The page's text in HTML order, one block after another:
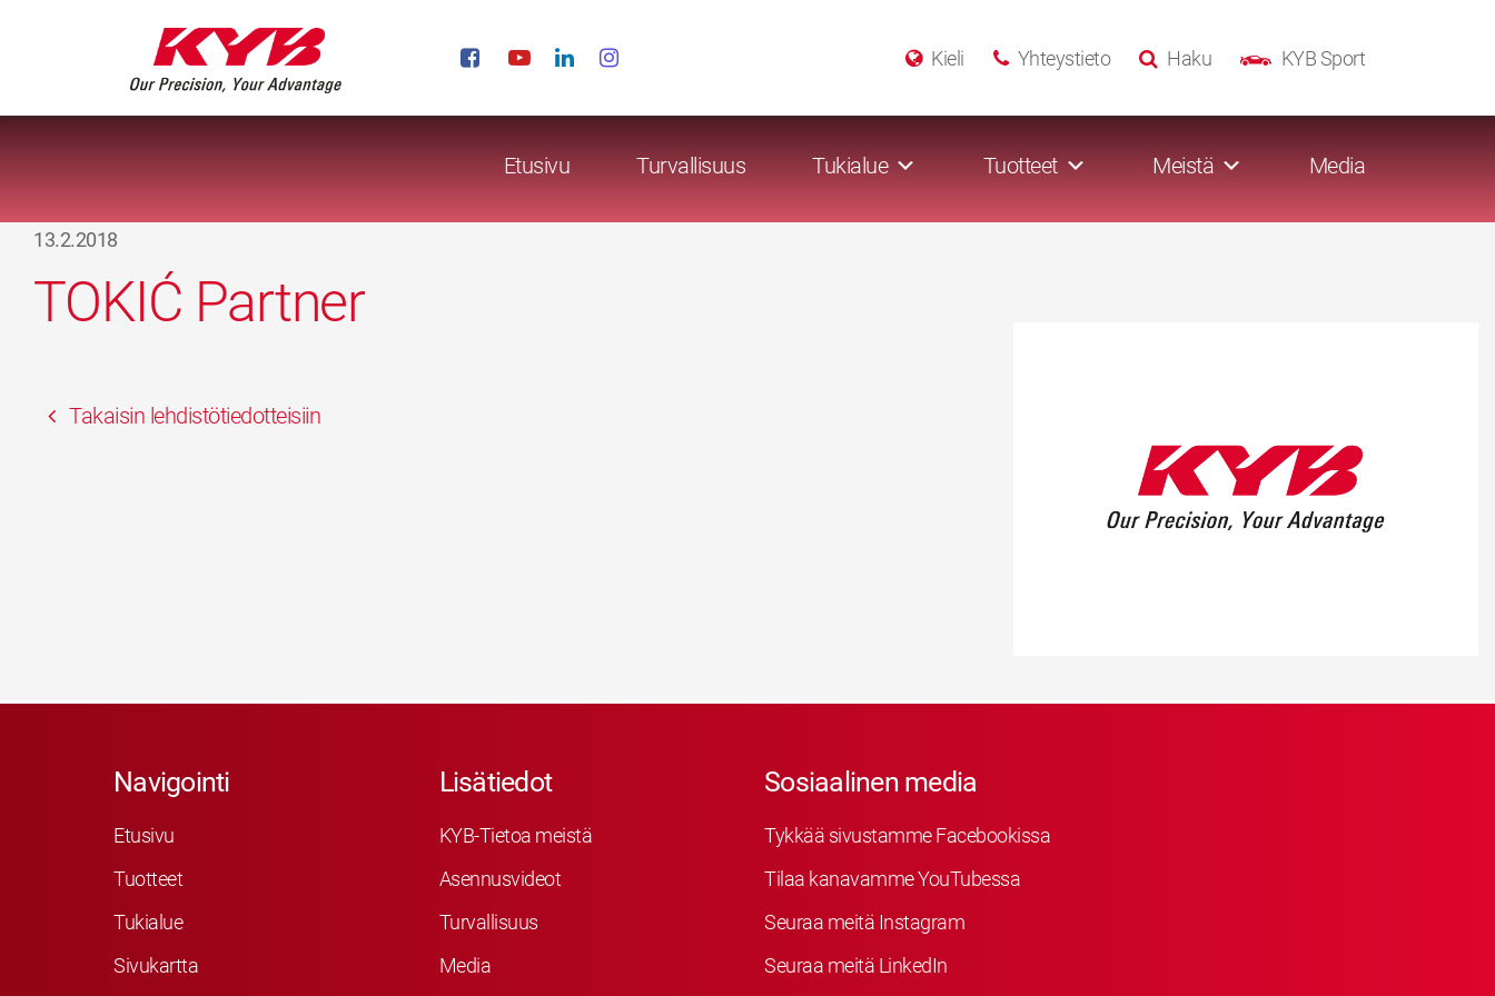
KYB Sport
Haku
Yhteystieto
Kieli
Etusivu Turvallisuus Tukialue Tuotteet Meistä Media
13.2.2018
TOKIĆ Partner
Takaisin lehdistötiedotteisiin
Navigointi
Etusivu
Tuotteet
Tukialue
Sivukartta
Lisätiedot
KYB-Tietoa meistä
Asennusvideot
Turvallisuus
Media
Sosiaalinen media
Tykkää sivustamme Facebookissa
Tilaa kanavamme YouTubessa
Seuraa meitä Instagram
Seuraa meitä LinkedIn